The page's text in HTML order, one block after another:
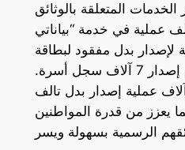
المتعلقة بالوثائق
تم تنفيذ 17 ألف عملية في خدمة “بياناتي
ألف عملية لإصدار بدل مفقود لبطاقة
الهوية الوطنية، فضلاً عن إصدار 7 آلاف سجل أسرة.
كما شهدت المنصة 4 آلاف عملية إصدار بدل تالف
يعزز من قدرة المواطنين